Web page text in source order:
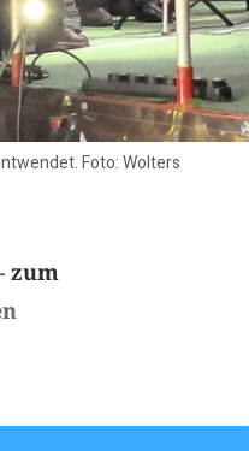
Foto: Wolters
zum